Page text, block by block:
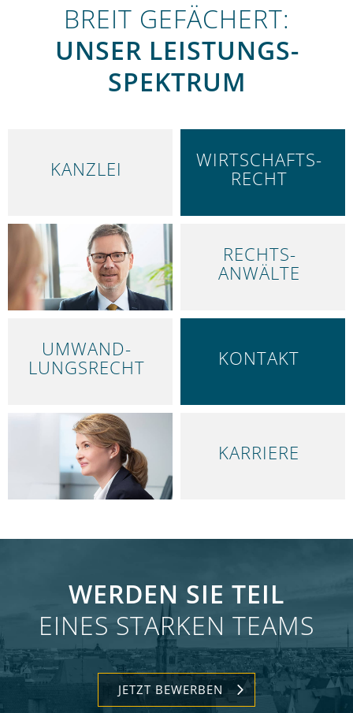
BREIT GEFÄCHERT:
UNSER LEISTUNGS­
SPEKTRUM
KANZLEI
ARBEITS­RECHT
WIRTSCHAFTS­
RECHT
RECHTS­
ANWÄLTE
UMWAND­
LUNGS­RECHT
KONTAKT
KARRIERE
WERDEN SIE TEIL
EINES STARKEN TEAMS
JETZT BEWERBEN